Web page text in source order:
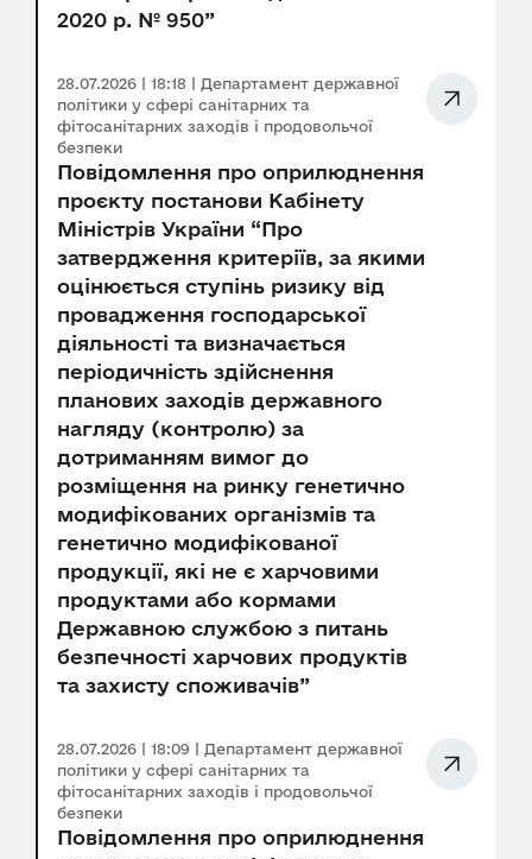
2020 р. № 950”
28.07.2026 | 18:18 | Департамент державної
політики у сфері санітарних та
фітосанітарних заходів і продовольчої
безпеки
Повідомлення про оприлюднення
проєкту постанови Кабінету
Міністрів України “Про
затвердження критеріїв, за якими
оцінюється ступінь ризику від
провадження господарської
діяльності та визначається
періодичність здійснення
планових заходів державного
нагляду (контролю) за
дотриманням вимог до
розміщення на ринку генетично
модифікованих організмів та
генетично модифікованої
продукції, які не є харчовими
продуктами або кормами
Державною службою з питань
безпечності харчових продуктів
та захисту споживачів”
28.07.2026 | 18:09 | Департамент державної
політики у сфері санітарних та
фітосанітарних заходів і продовольчої
безпеки
Повідомлення про оприлюднення